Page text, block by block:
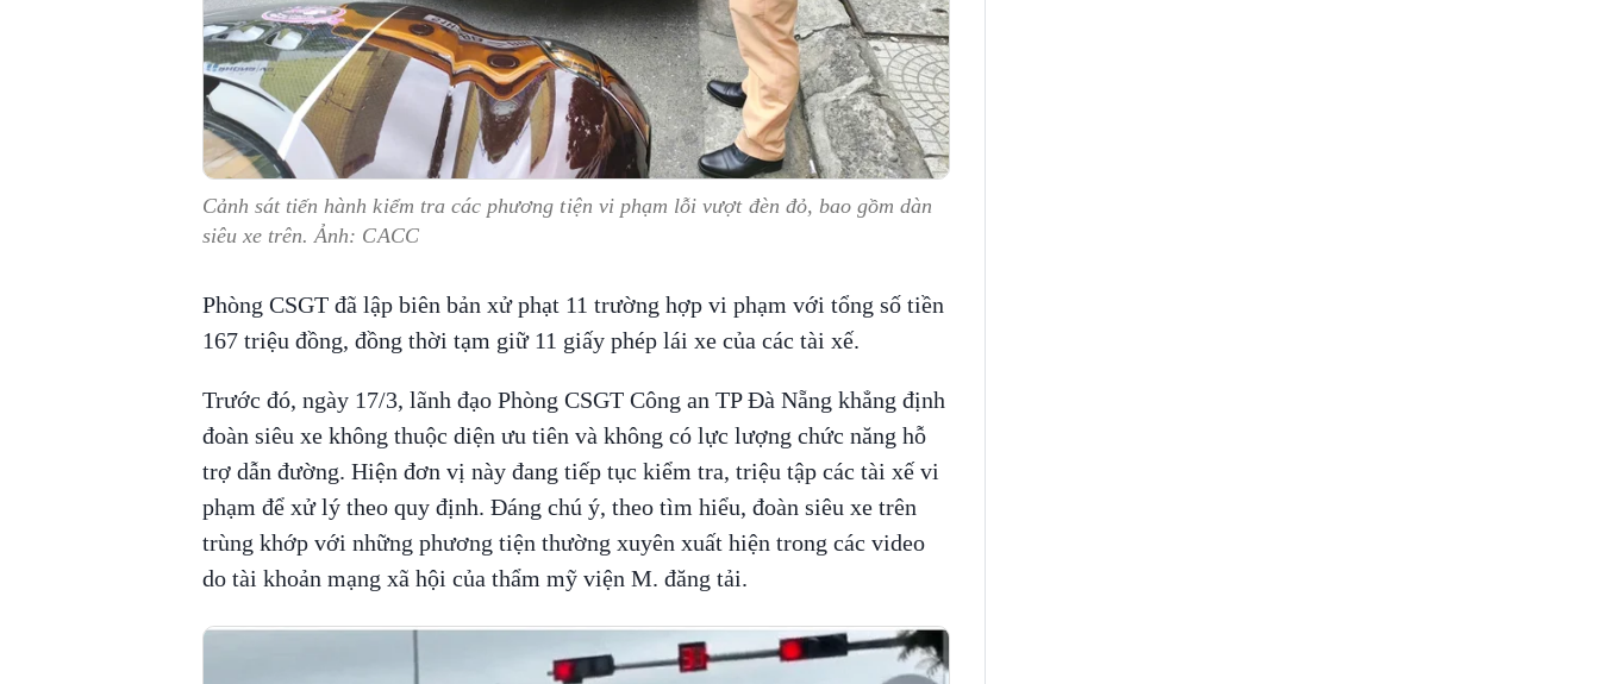
Cảnh sát tiến hành kiểm tra các phương tiện vi phạm lỗi vượt đèn đỏ, bao gồm dàn
siêu xe trên. Ảnh: CACC
Phòng CSGT đã lập biên bản xử phạt 11 trường hợp vi phạm với tổng số tiền
167 triệu đồng, đồng thời tạm giữ 11 giấy phép lái xe của các tài xế.
Trước đó, ngày 17/3, lãnh đạo Phòng CSGT Công an TP Đà Nẵng khẳng định
đoàn siêu xe không thuộc diện ưu tiên và không có lực lượng chức năng hỗ
trợ dẫn đường. Hiện đơn vị này đang tiếp tục kiểm tra, triệu tập các tài xế vi
phạm để xử lý theo quy định. Đáng chú ý, theo tìm hiểu, đoàn siêu xe trên
trùng khớp với những phương tiện thường xuyên xuất hiện trong các video
do tài khoản mạng xã hội của thẩm mỹ viện M. đăng tải.